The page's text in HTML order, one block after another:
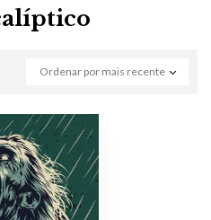
Ordenar por mais recente